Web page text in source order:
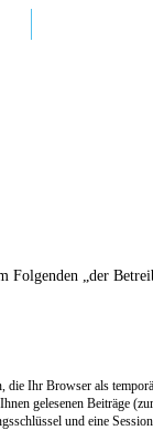
„der
Ihr Browser als
gelesenen Beiträge
und eine